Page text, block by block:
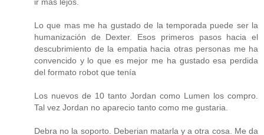
ir más lejos.
Lo que mas me ha gustado de la temporada puede ser la
humanización de Dexter. Esos primeros pasos hacia el
descubrimiento de la empatia hacia otras personas me ha
convencido y lo que es mejor me ha gustado esa perdida
del formato robot que tenía
Los nuevos de 10 tanto Jordan como Lumen los compro.
Tal vez Jordan no aparecio tanto como me gustaria.
Debra no la soporto. Deberian matarla y a otra cosa. Me da